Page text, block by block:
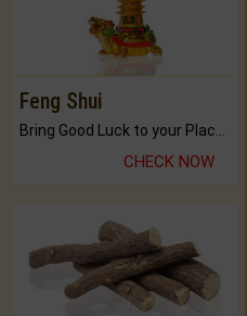
Feng Shui
CHECK NOW